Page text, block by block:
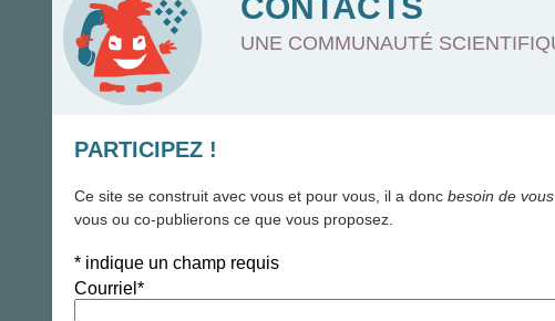
UNE COMMUNAUTÉ
PARTICIPEZ !
Ce site se construit avec vous et pour vous, il a donc besoin de vous
vous ou co-publierons ce que vous proposez.
* indique un champ requis
Courriel *